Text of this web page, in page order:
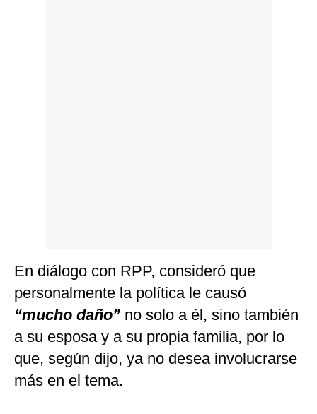
En diálogo con RPP, consideró que
personalmente la política le causó
“mucho daño” no solo a él, sino también
a su esposa y a su propia familia, por lo
que, según dijo, ya no desea involucrarse
más en el tema.